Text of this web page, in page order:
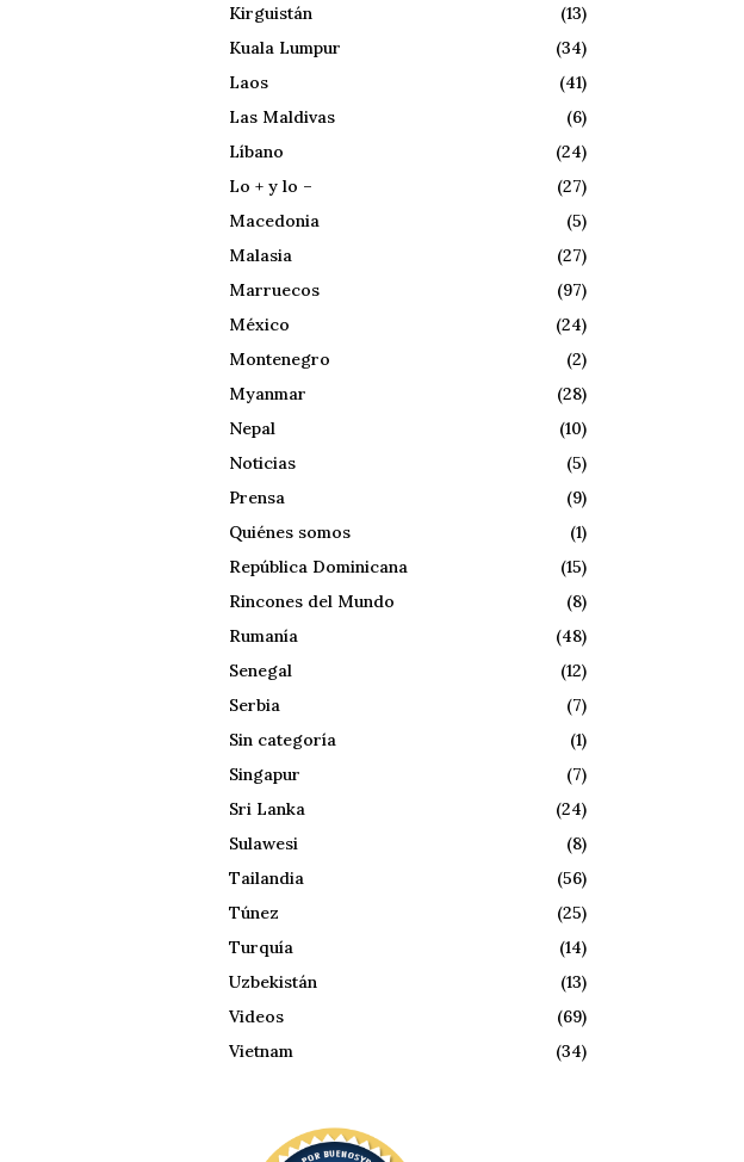
Kirguistán
(13)
Kuala Lumpur
(34)
Laos
(41)
Las Maldivas
(6)
Líbano
(24)
Lo + y lo –
(27)
Macedonia
(5)
Malasia
(27)
Marruecos
(97)
México
(24)
Montenegro
(2)
Myanmar
(28)
Nepal
(10)
Noticias
(5)
Prensa
(9)
Quiénes somos
(1)
República Dominicana
(15)
Rincones del Mundo
(8)
Rumanía
(48)
Senegal
(12)
Serbia
(7)
Sin categoría
(1)
Singapur
(7)
Sri Lanka
(24)
Sulawesi
(8)
Tailandia
(56)
Túnez
(25)
Turquía
(14)
Uzbekistán
(13)
Videos
(69)
Vietnam
(34)